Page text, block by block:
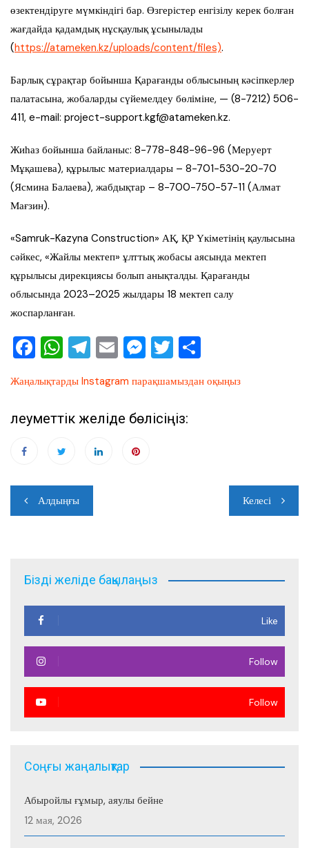
өзектендіруге мүмкіндігі бар. Өзгерістер енгізілу керек болған
жағдайда қадамдық нұсқаулық ұсынылады
(https://atameken.kz/uploads/content/files).
Барлық сұрақтар бойынша Қарағанды облысының кәсіпкерлер
палатасына, жобаларды сүйемелдеу бөліміне, — (8-7212) 506-
411, e-mail: project-support.kgf@atameken.kz.
Жиһаз бойынша байланыс: 8-778-848-96-96 (Меруерт
Мұқашева), құрылыс материалдары – 8-701-530-20-70
(Ясмина Балаева), жабдықтар – 8-700-750-57-11 (Алмат
Мағзин).
«Samruk-Kazyna Construction» АҚ, ҚР Үкіметінің қаулысына
сәйкес, «Жайлы мектеп» ұлттық жобасы аясында мектеп
құрылысы дирекциясы болып анықталды. Қарағанды
облысында 2023–2025 жылдары 18 мектеп салу
жоспарланған.
F
c
e
o
k
W
at
s
p
p
T
e
gr
m
E
ai
l
M
ss
e
T
tt
er
ра
Жаңалықтарды Instagram парақшамыздан оқыңыз
Әлеуметтік желіде бөлісіңіз:
Навигация
по
Алдыңғы Келесі
Бізді желіде бақылаңыз
Like
Follow
Follow
Соңғы жаңалықтар
Абыройлы ғұмыр, аяулы бейне
12 мая, 2026